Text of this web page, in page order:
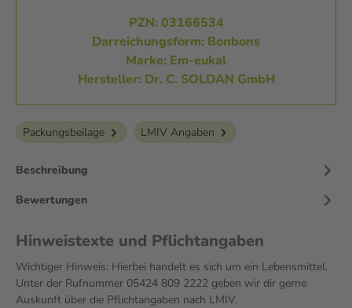
PZN: 03166534
Darreichungsform: Bonbons
Marke: Em-eukal
Hersteller: Dr. C. SOLDAN GmbH
Packungsbeilage LMIV Angaben
Beschreibung
Bewertungen
Hinweistexte und Pflichtangaben
Wichtiger Hinweis: Hierbei handelt es sich um ein Lebensmittel.
Unter der Rufnummer 05424 809 2222 geben wir dir gerne
Auskunft über die Pflichtangaben nach LMIV.